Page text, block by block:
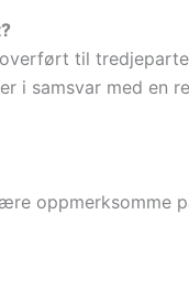
til
i samsvar med en
oppmerksomme